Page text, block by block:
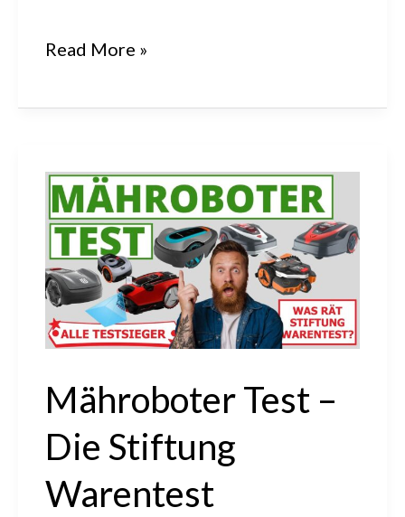
Die
besten
Landroid
Mähroboter
Mit
Testergebnissen
Read More »
Mähroboter Test –
Die Stiftung
Warentest